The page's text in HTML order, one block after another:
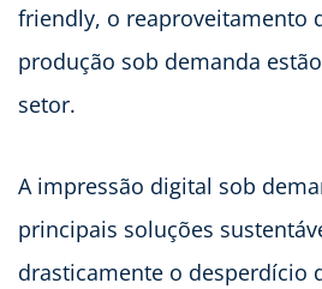
friendly, o reaproveitamento
produção sob demanda
setor.
A impressão digital sob
principais soluções
drasticamente o desperdício